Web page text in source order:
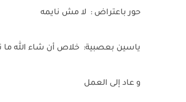
حور باعتراض : لا مش نايمه
ياسين بعصبية: خلاص أن شاء الله
و عاد إلى العمل